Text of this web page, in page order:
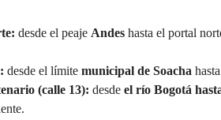
desde el peaje Andes hasta el portal
desde el límite municipal de Soacha
(calle 13): desde el río Bogotá